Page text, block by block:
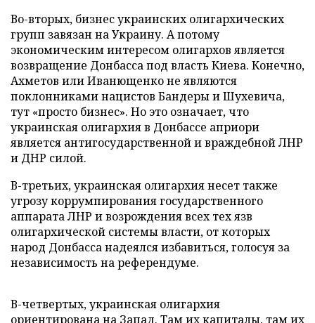
Во-вторых, бизнес украинских олигархических
групп завязан на Украину. А потому
экономическим интересом олигархов является
возвращение Донбасса под власть Киева. Конечно,
Ахметов или Иванющенко не являются
поклонниками нацистов Бандеры и Шухевича,
тут «просто бизнес». Но это означает, что
украинская олигархия в Донбассе априори
является антигосударственной и враждебной ЛНР
и ДНР силой.
В-третьих, украинская олигархия несет также
угрозу коррумпирования государственного
аппарата ЛНР и возрождения всех тех язв
олигархической системы власти, от которых
народ Донбасса надеялся избавиться, голосуя за
независимость на референдуме.
В-четвертых, украинская олигархия
ориентирована на Запад. Там их капиталы, там их